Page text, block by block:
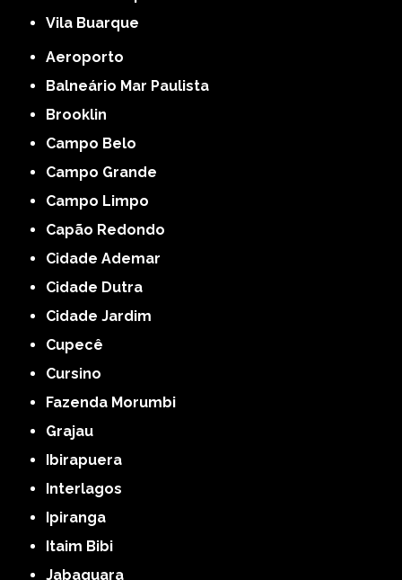
Vila Buarque
Aeroporto
Balneário Mar Paulista
Brooklin
Campo Belo
Campo Grande
Campo Limpo
Capão Redondo
Cidade Ademar
Cidade Dutra
Cidade Jardim
Cupecê
Cursino
Fazenda Morumbi
Grajau
Ibirapuera
Interlagos
Ipiranga
Itaim Bibi
Jabaquara